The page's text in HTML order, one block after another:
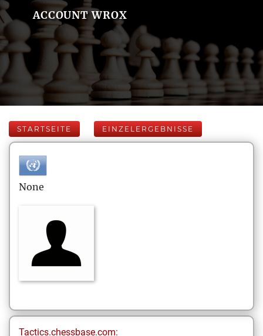
ACCOUNT WROX
STARTSEITE EINZELERGEBNISSE
None
Tactics.chessbase.com: